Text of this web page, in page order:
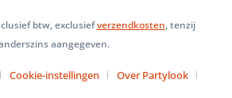
btw, exclusiefverzendkosten, tenzij
aangegeven.
Cookie-instellingen
Over Partylook